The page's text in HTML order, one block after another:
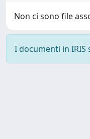
Non ci sono file
I documenti in